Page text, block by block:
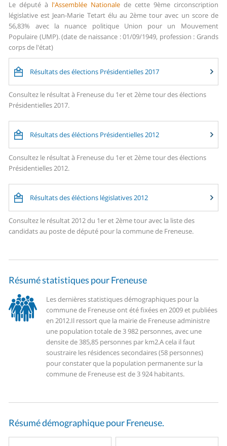
Le député à l'Assemblée Nationale de cette 9ème circonscription
législative est Jean-Marie Tetart élu au 2ème tour avec un score de
56,83% avec la nuance politique Union pour un Mouvement
Populaire (UMP). (date de naissance : 01/09/1949, profession : Grands
corps de l'état)
Résultats des élections Présidentielles 2017
Consultez le résultat à Freneuse du 1er et 2ème tour des élections
Présidentielles 2017.
Résultats des éléctions Présidentielles 2012
Consultez le résultat à Freneuse du 1er et 2ème tour des élections
Présidentielles 2012.
Résultats des éléctions législatives 2012
Consultez le résultat 2012 du 1er et 2ème tour avec la liste des
candidats au poste de député pour la commune de Freneuse.
Résumé statistiques pour Freneuse
Les dernières statistiques démographiques pour la
commune de Freneuse ont été fixées en 2009 et publiées
en 2012.Il ressort que la mairie de Freneuse administre
une population totale de 3 982 personnes, avec une
densite de 385,85 personnes par km2.A cela il faut
soustraire les résidences secondaires (58 personnes)
pour constater que la population permanente sur la
commune de Freneuse est de 3 924 habitants.
Résumé démographique pour Freneuse.